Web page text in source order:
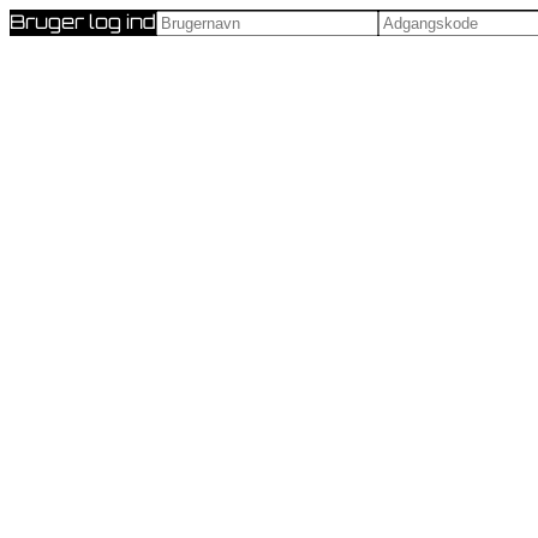
Bruger log ind